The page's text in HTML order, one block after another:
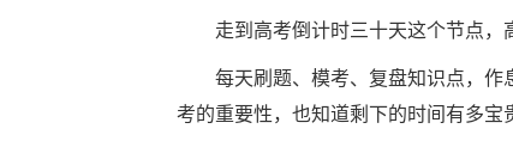
走到高考倒计时三十天这个节点，
每天刷题、模考、复盘知识点，
考的重要性，也知道剩下的时间有多宝